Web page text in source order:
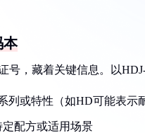
本
号，藏着关键信息。以HDJ-
列或特性（如HD可能表示
配方或适用场景